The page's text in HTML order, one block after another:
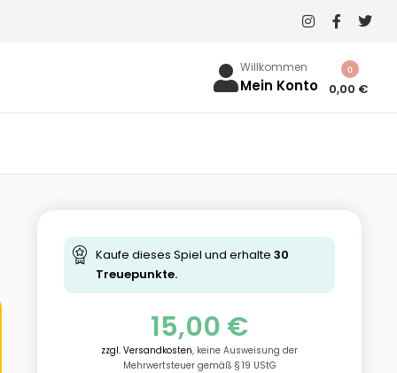
Willkommen
Mein Konto 0,00 €
0
Kaufe dieses Spiel und erhalte30
Treuepunkte.
15,00 €
zzgl. Versandkosten, keine Ausweisung der
Mehrwertsteuer gemäß § 19 UStG